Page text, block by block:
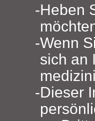
Heben
Wenn
sich an
Dieser